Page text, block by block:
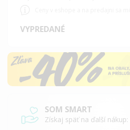
VYPREDANÉ
SOM SMART
Získaj späť na ďalší nákup: